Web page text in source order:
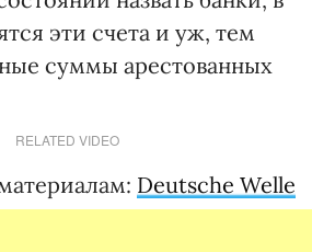
эти счета и уж, тем
суммы арестованных
RELATED VIDEO
Deutsche Welle